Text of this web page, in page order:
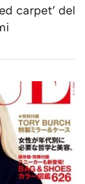
carpet' del